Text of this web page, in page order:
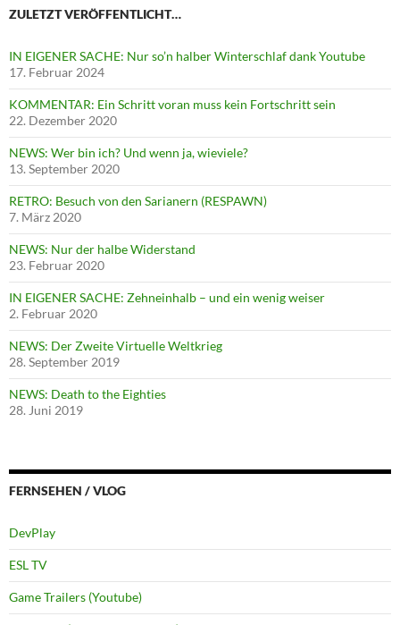
ZULETZT VERÖFFENTLICHT…
IN EIGENER SACHE: Nur so’n halber Winterschlaf dank Youtube
17. Februar 2024
KOMMENTAR: Ein Schritt voran muss kein Fortschritt sein
22. Dezember 2020
NEWS: Wer bin ich? Und wenn ja, wieviele?
13. September 2020
RETRO: Besuch von den Sarianern (RESPAWN)
7. März 2020
NEWS: Nur der halbe Widerstand
23. Februar 2020
IN EIGENER SACHE: Zehneinhalb – und ein wenig weiser
2. Februar 2020
NEWS: Der Zweite Virtuelle Weltkrieg
28. September 2019
NEWS: Death to the Eighties
28. Juni 2019
FERNSEHEN / VLOG
DevPlay
ESL TV
Game Trailers (Youtube)